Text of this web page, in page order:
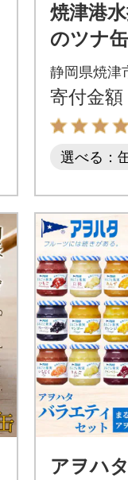
焼津港
のツナ
(a11-
静岡県焼津
寄付金額
選べる：
アヲハ